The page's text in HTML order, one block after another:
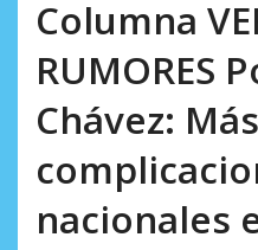
Columna
RUMORES
Chávez: Más
nacionales